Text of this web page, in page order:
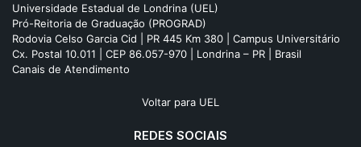
Universidade Estadual de Londrina (UEL)
Pró-Reitoria de Graduação (PROGRAD)
Rodovia Celso Garcia Cid | PR 445 Km 380 | Campus Universitário
Cx. Postal 10.011 | CEP 86.057-970 | Londrina – PR | Brasil
Canais de Atendimento
Voltar para UEL
REDES SOCIAIS